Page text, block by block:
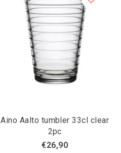
Aino Aalto tumbler 33cl clear
2pc
€26,90